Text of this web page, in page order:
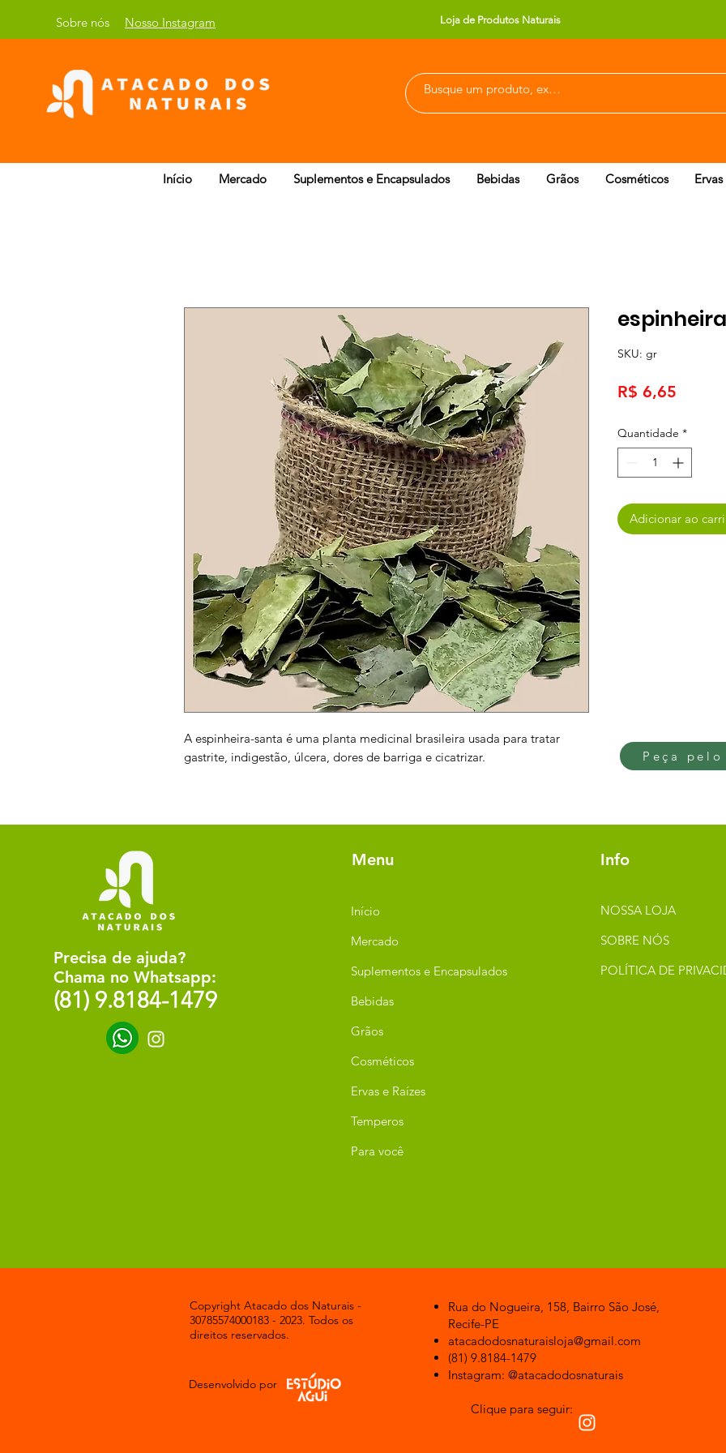
Sobre nós Nosso Instagram Loja de Produtos Naturais
Início Mercado Suplementos e Encapsulados Bebidas Grãos Cosméticos
A espinheira-santa é uma planta medicinal brasileira usada para tratar
gastrite, indigestão, úlcera, dores de barriga e cicatrizar.
SKU: gr
R$ 6,65
Quantidade *
Adicionar ao
Peça
Precisa de ajuda?
Chama no Whatsapp:
(81) 9.8184-1479
Menu
Início
Mercado
Suplementos e Encapsulados
Bebidas
Grãos
Cosméticos
Ervas e Raízes
Temperos
Para você
Info
NOSSA LOJA
SOBRE NÓS
POLÍTICA DE
Copyright Atacado dos Naturais -
30785574000183 - 2023. Todos os
direitos reservados.
Desenvolvido por
Rua do Nogueira, 158, Bairro São José,
Recife-PE
atacadodosnaturaisloja@gmail.com
(81) 9.8184-1479
Instagram: @atacadodosnaturais
Clique para seguir: